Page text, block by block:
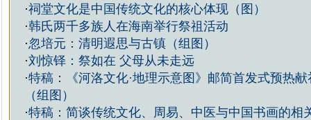
·祠堂文化是中国传统文化的核心体现（图）
·韩氏两千多族人在海南举行祭祖活动
·忽培元：清明遐思与古镇（组图）
·刘惊铎：祭如在 父母从未走远
·特稿：《河洛文化·地理示意图》邮简首发式预热
（组图）
·特稿：简谈传统文化、周易、中医与中国书画的相